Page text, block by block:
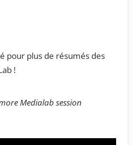
pour plus de résumés des
!
Medialab session